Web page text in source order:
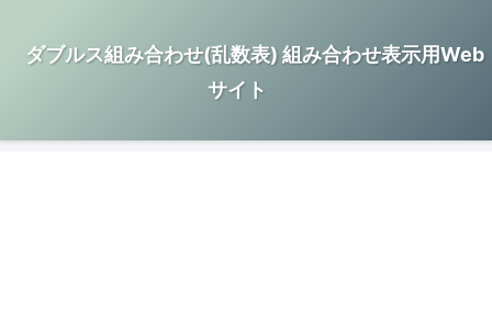
ダブルス組み合わせ(乱数表) 組み合わせ表示用Web
サイト